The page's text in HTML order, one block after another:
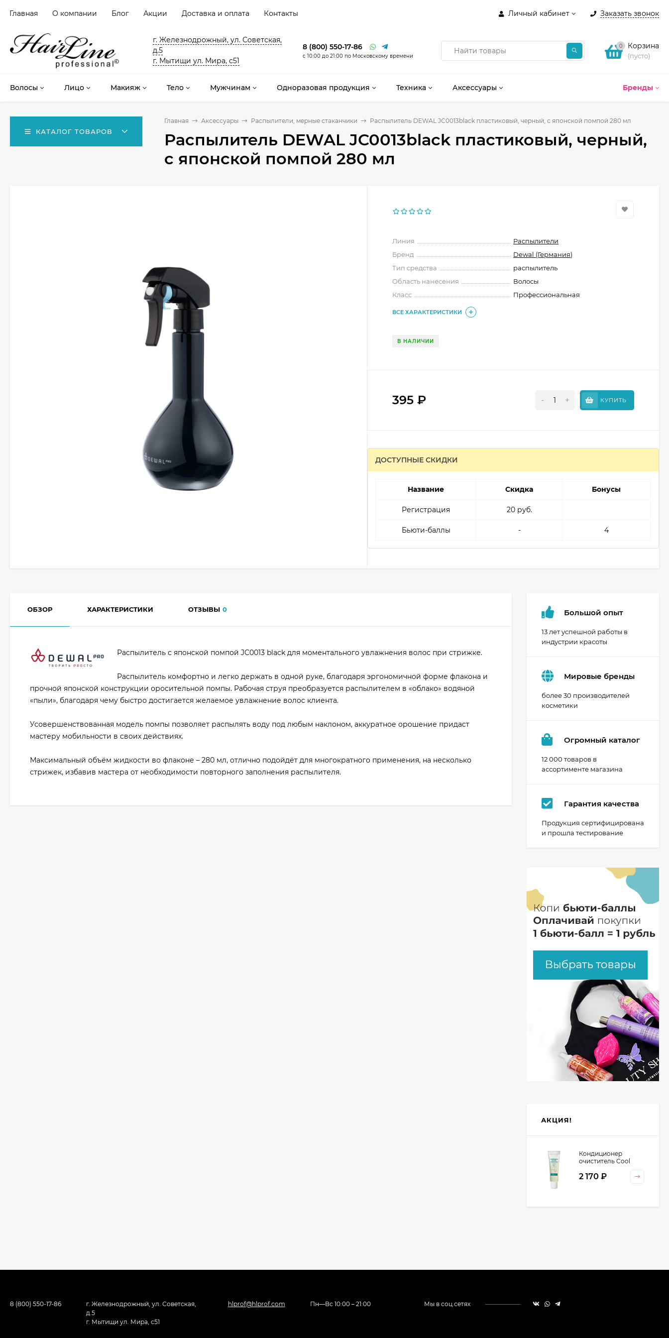
Личный кабинет Заказать звонок
Главная О компании Блог Акции Доставка и оплата Контакты
г. Железнодрожный, ул. Советская,
д.5
г. Мытищи ул. Мира, с51
8 (800) 550-17-86
с 10:00 до 21:00 по Московскому времени
0 Корзина
(пусто)
Бренды
Волосы Лицо Макияж Тело Мужчинам Одноразовая продукция Техника Аксессуары
КАТАЛОГ ТОВАРОВ
Главная Аксессуары Распылители, мерные стаканчики Распылитель DEWAL JC0013black пластиковый, черный, с японской помпой 280 мл
Распылитель DEWAL JC0013black пластиковый, черный,
с японской помпой 280 мл
Линия
Распылители
Бренд
Dewal (Германия)
Тип средства
распылитель
Область нанесения
Волосы
Класс
Профессиональная
ВСЕ ХАРАКТЕРИСТИКИ
В НАЛИЧИИ
395₽ - + КУПИТЬ
ДОСТУПНЫЕ СКИДКИ
Название Скидка Бонусы
Регистрация 20 руб.
Бьюти-баллы - 4
ОБЗОР ХАРАКТЕРИСТИКИ ОТЗЫВЫ 0
Распылитель с японской помпой JC0013 black для моментального увлажнения волос при стрижке.
Распылитель комфортно и легко держать в одной руке, благодаря эргономичной форме флакона и
прочной японской конструкции оросительной помпы. Рабочая струя преобразуется распылителем в «облако» водяной
«пыли», благодаря чему быстро достигается желаемое увлажнение волос клиента.
Усовершенствованная модель помпы позволяет распылять воду под любым наклоном, аккуратное орошение придаст
мастеру мобильности в своих действиях.
Максимальный объём жидкости во флаконе – 280 мл, отлично подойдёт для многократного применения, на несколько
стрижек, избавив мастера от необходимости повторного заполнения распылителя.
Большой опыт
13 лет успешной работы в
индустрии красоты
Мировые бренды
более 30 производителей
косметики
Огромный каталог
12 000 товаров в
ассортименте магазина
Гарантия качества
Продукция сертифицирована
и прошла тестирование
АКЦИЯ!
Кондиционер
очиститель Cool
Cosmetics, 130 гр
2 170 ₽
8 (800) 550-17-86
г. Железнодрожный, ул. Советская,
д.5
г. Мытищи ул. Мира, с51
hlprof@hlprof.com Пн—Вс 10:00 – 21:00 Мы в соц.сетях